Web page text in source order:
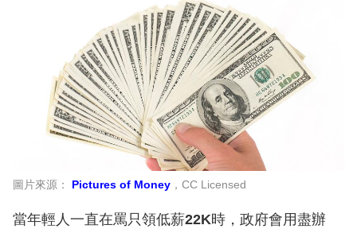
圖片來源： Pictures of Money ，CC Licensed
當年輕人一直在罵只領低薪22K時，政府會用盡辦